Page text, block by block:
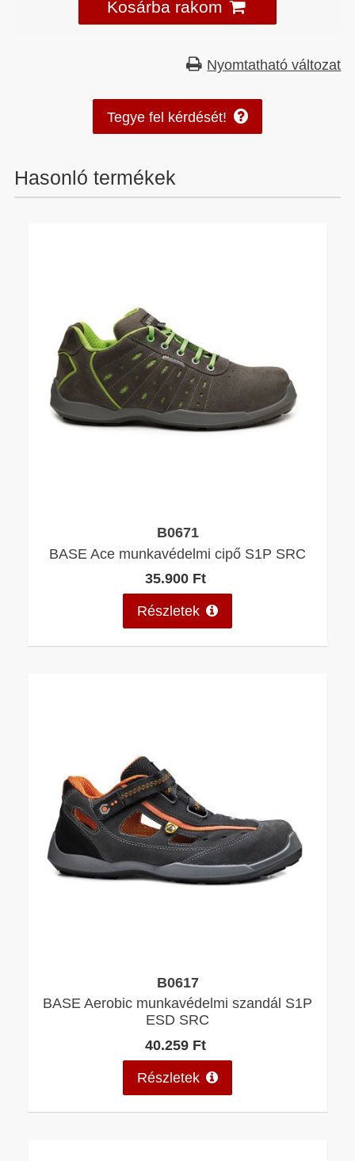
Kosárba rakom
Nyomtatható változat
Tegye fel kérdését!
Hasonló termékek
B0671
BASE Ace munkavédelmi cipő S1P SRC
35.900 Ft
Részletek
B0617
BASE Aerobic munkavédelmi szandál S1P
ESD SRC
40.259 Ft
Részletek